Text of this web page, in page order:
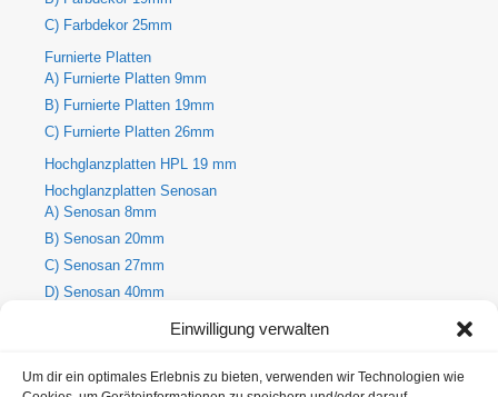
Einwilligung verwalten
Um dir ein optimales Erlebnis zu bieten, verwenden wir Technologien wie
C) Farbdekor 25mm
Furnierte Platten
A) Furnierte Platten 9mm
B) Furnierte Platten 19mm
C) Furnierte Platten 26mm
Hochglanzplatten HPL 19 mm
Hochglanzplatten Senosan
A) Senosan 8mm
B) Senosan 20mm
C) Senosan 27mm
D) Senosan 40mm
A) Holz-Dekorplatte 8mm